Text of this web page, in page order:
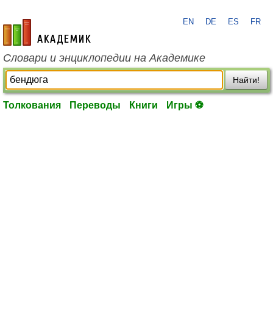
academic.ru
EN DE ES FR
Словари и энциклопедии на Академике
Найти!
Толкования Переводы Книги Игры ⚽